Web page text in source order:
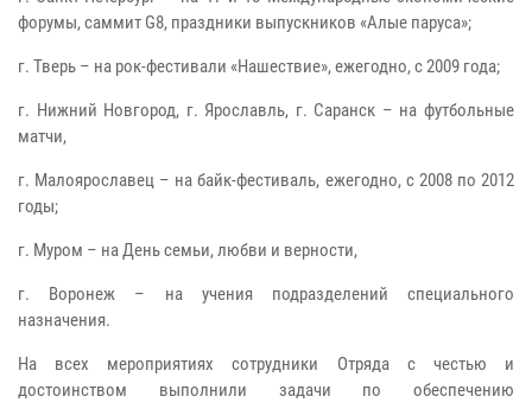
форумы, саммит G8, праздники выпускников «Алые паруса»;
г. Тверь – на рок-фестивали «Нашествие», ежегодно, с 2009 года;
г. Нижний Новгород, г. Ярославль, г. Саранск – на футбольные
матчи,
г. Малоярославец – на байк-фестиваль, ежегодно, с 2008 по 2012
годы;
г. Муром – на День семьи, любви и верности,
г. Воронеж – на учения подразделений специального
назначения.
На всех мероприятиях сотрудники Отряда с честью и
достоинством выполнили задачи по обеспечению